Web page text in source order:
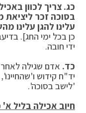
כג. צריך לכוון
בסוכה זכר ליציאת
עלינו להגן עלינו
כן בכל ימי החג].
ידי חובה.
כד. אדם שגילה
יד"ח קידוש
'לישב בסוכה'.
חיוב אכילה בליל